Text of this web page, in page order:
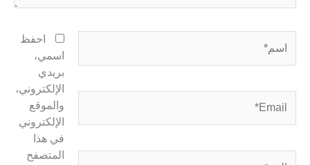
احفظ
اسمي،
بريدي
الإلكتروني،
والموقع
الإلكتروني
في هذا
المتصفح